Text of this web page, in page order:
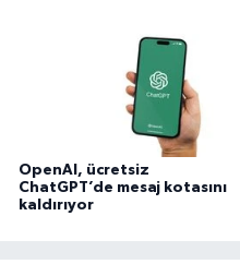
OpenAI, ücretsiz
ChatGPT’de mesaj kotasını
kaldırıyor